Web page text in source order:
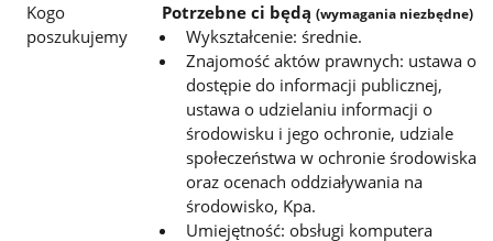
Kogo
poszukujemy
Potrzebne ci będą(wymagania niezbędne)
Wykształcenie: średnie.
Znajomość aktów prawnych: ustawa o
dostępie do informacji publicznej,
ustawa o udzielaniu informacji o
środowisku i jego ochronie, udziale
społeczeństwa w ochronie środowiska
oraz ocenach oddziaływania na
środowisko, Kpa.
Umiejętność: obsługi komputera